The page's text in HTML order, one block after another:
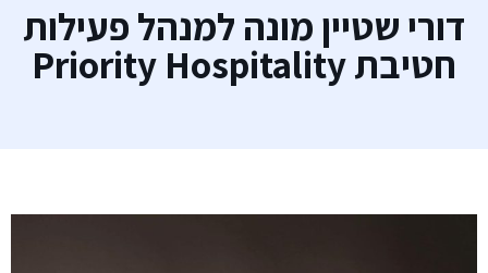
דורי שטיין מונה למנהל פעילות
חטיבת Priority Hospitality